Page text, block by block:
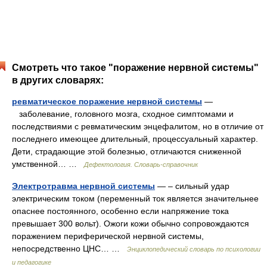
Смотреть что такое "поражение нервной системы"
в других словарях:
ревматическое поражение нервной системы —
заболевание, головного мозга, сходное симптомами и
последствиями с ревматическим энцефалитом, но в отличие от
последнего имеющее длительный, процессуальный характер.
Дети, страдающие этой болезнью, отличаются сниженной
умственной… …
Дефектология. Словарь-справочник
Электротравма нервной системы — – сильный удар
электрическим током (переменный ток является значительнее
опаснее постоянного, особенно если напряжение тока
превышает 300 вольт). Ожоги кожи обычно сопровождаются
поражением периферической нервной системы,
непосредственно ЦНС… …
Энциклопедический словарь по психологии
и педагогике